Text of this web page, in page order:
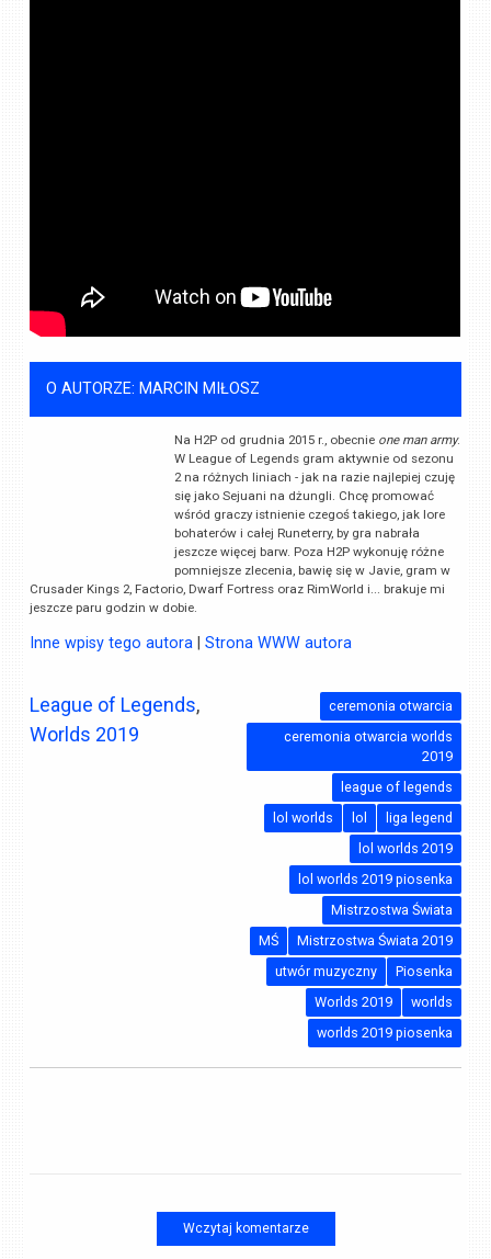
O AUTORZE: MARCIN MIŁOSZ
Na H2P od grudnia 2015 r., obecnie one man army.
W League of Legends gram aktywnie od sezonu
2 na różnych liniach - jak na razie najlepiej czuję
się jako Sejuani na dżungli. Chcę promować
wśród graczy istnienie czegoś takiego, jak lore
bohaterów i całej Runeterry, by gra nabrała
jeszcze więcej barw. Poza H2P wykonuję różne
pomniejsze zlecenia, bawię się w Javie, gram w
Crusader Kings 2, Factorio, Dwarf Fortress oraz RimWorld i... brakuje mi
jeszcze paru godzin w dobie.
Inne wpisy tego autora |Strona WWW autora
League of Legends,
Worlds 2019
ceremonia otwarcia
ceremonia otwarcia worlds
2019
league of legends
liga legend
lol
lol worlds
lol worlds 2019
lol worlds 2019 piosenka
Mistrzostwa Świata
Mistrzostwa Świata 2019
MŚ
Piosenka
utwór muzyczny
worlds
Worlds 2019
worlds 2019 piosenka
Wczytaj komentarze